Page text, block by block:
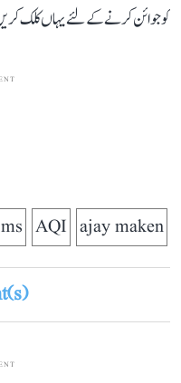
کو جوائن کرنے کے لئے یہاں کلک
ajay maken
AQI